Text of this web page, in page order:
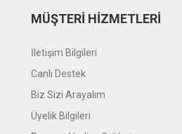
MÜŞTERİ HİZMETLERİ
İletişim Bilgileri
Canlı Destek
Biz Sizi Arayalım
Üyelik Bilgileri